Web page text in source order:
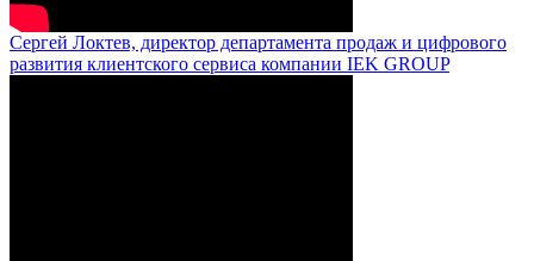
Сергей Локтев, директор департамента продаж и цифрового
развития клиентского сервиса компании IEK GROUP